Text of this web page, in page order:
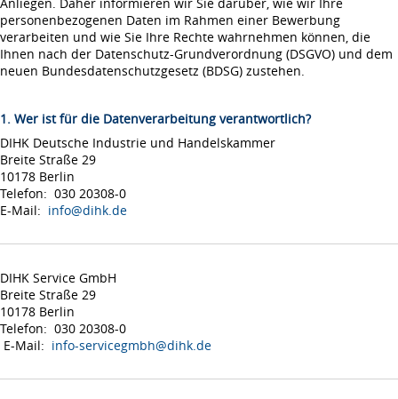
personenbezogenen Daten im Rahmen einer Bewerbung
verarbeiten und wie Sie Ihre Rechte wahrnehmen können, die
Ihnen nach der Datenschutz-Grundverordnung (DSGVO) und dem
neuen Bundesdatenschutzgesetz (BDSG) zustehen.
1. Wer ist für die Datenverarbeitung verantwortlich?
DIHK Deutsche Industrie und Handelskammer
Breite Straße 29
10178 Berlin
Telefon: 030 20308-0
E-Mail: info@dihk.de
DIHK Service GmbH
Breite Straße 29
10178 Berlin
Telefon: 030 20308-0
E-Mail: info-servicegmbh@dihk.de